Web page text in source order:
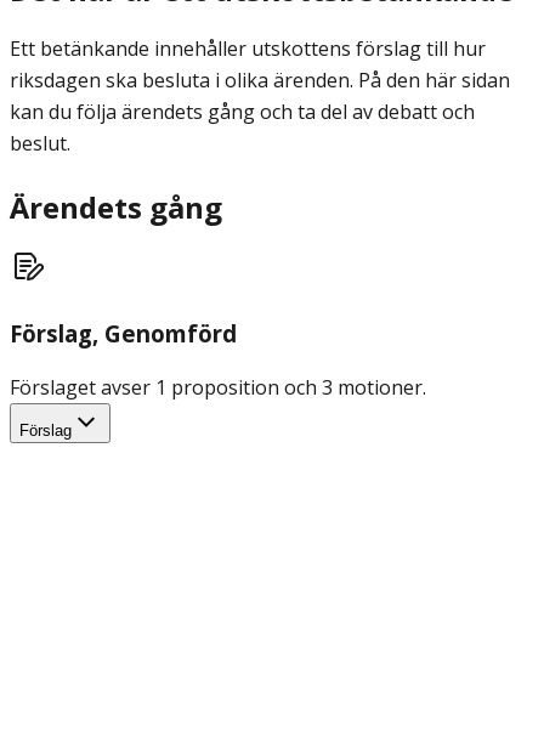
Ett betänkande innehåller utskottens förslag till hur
riksdagen ska besluta i olika ärenden. På den här sidan
kan du följa ärendets gång och ta del av debatt och
beslut.
Ärendets gång
Förslag, Genomförd
Förslaget avser 1 proposition och 3 motioner.
Förslag